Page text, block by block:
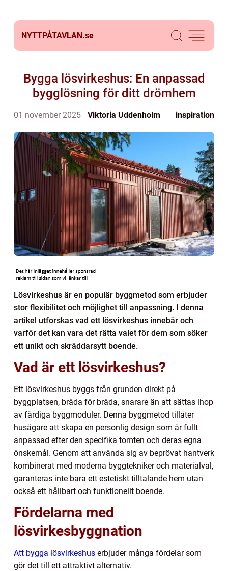
NYTTPÅTAVLAN.se
Bygga lösvirkeshus: En anpassad
bygglösning för ditt drömhem
01 november 2025 Viktoria Uddenholm inspiration
Lösvirkeshus är en populär byggmetod som erbjuder
stor flexibilitet och möjlighet till anpassning. I denna
artikel utforskas vad ett lösvirkeshus innebär och
varför det kan vara det rätta valet för dem som söker
ett unikt och skräddarsytt boende.
Vad är ett lösvirkeshus?
Ett lösvirkeshus byggs från grunden direkt på
byggplatsen, bräda för bräda, snarare än att sättas ihop
av färdiga byggmoduler. Denna byggmetod tillåter
husägare att skapa en personlig design som är fullt
anpassad efter den specifika tomten och deras egna
önskemål. Genom att använda sig av beprövat hantverk
kombinerat med moderna byggtekniker och materialval,
garanteras inte bara ett estetiskt tilltalande hem utan
också ett hållbart och funktionellt boende.
Fördelarna med
lösvirkesbyggnation
Att bygga lösvirkeshus erbjuder många fördelar som
gör det till ett attraktivt alternativ.